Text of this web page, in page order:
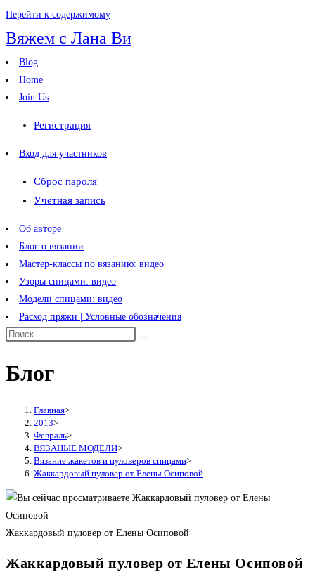
Перейти к содержимому
Вяжем с Лана Ви
Blog
Home
Join Us
Регистрация
Вход для участников
Сброс пароля
Учетная запись
Об авторе
Блог о вязании
Мастер-классы по вязанию: видео
Узоры спицами: видео
Модели спицами: видео
Расход пряжи | Условные обозначения
Блог
Главная>
2013>
Февраль>
ВЯЗАНЫЕ МОДЕЛИ>
Вязание жакетов и пуловеров спицами>
Жаккардовый пуловер от Елены Осиповой
Жаккардовый пуловер от Елены Осиповой
Жаккардовый пуловер от Елены Осиповой